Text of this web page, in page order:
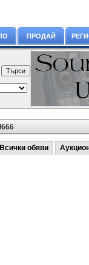
ПРОДАЙ
Всички обяви